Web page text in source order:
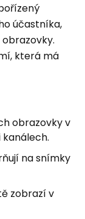
účastníka,
která má
obrazovky v
na snímky
zobrazí v